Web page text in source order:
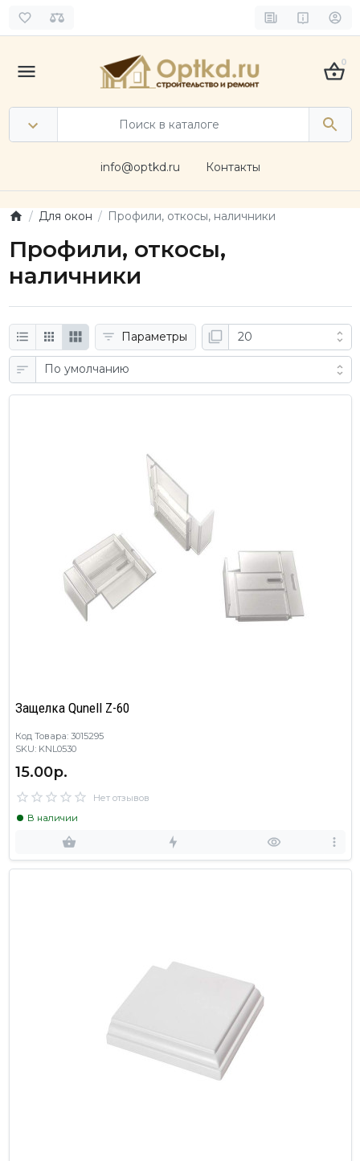
0
info@optkd.ru Контакты
Для окон Профили, откосы, наличники
Профили, откосы,
наличники
Параметры
Защелка Qunell Z-60
Код Товара: 3015295
SKU: KNL0530
15.00р.
Нет отзывов
В наличии